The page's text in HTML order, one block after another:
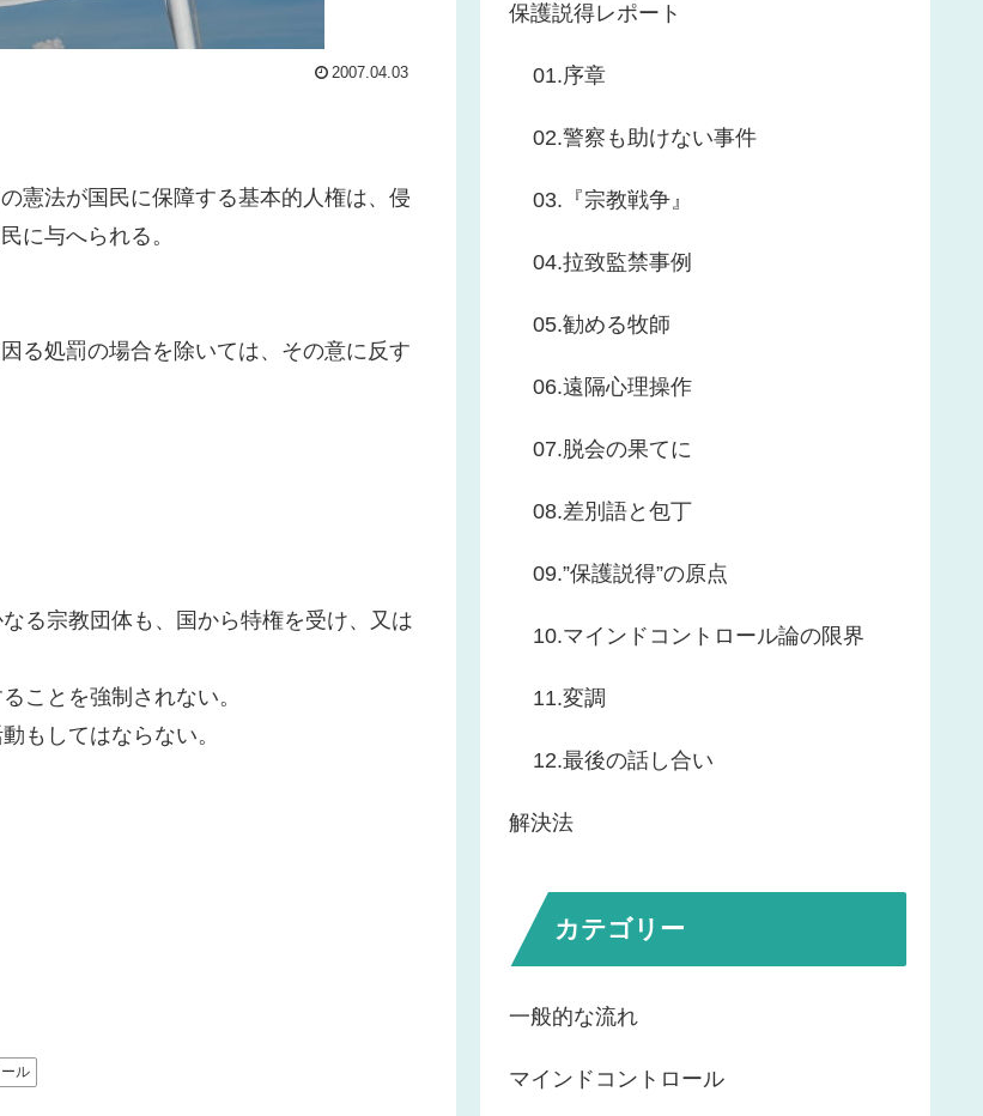
2007.04.03
憲法が国民に保障する基本的人権は、侵
に与へられる。
る処罰の場合を除いては、その意に反す
る宗教団体も、国から特権を受け、又は
ことを強制されない。
もしてはならない。
ル
保護説得レポート
01.序章
02.警察も助けない事件
03.『宗教戦争』
04.拉致監禁事例
05.勧める牧師
06.遠隔心理操作
07.脱会の果てに
08.差別語と包丁
09.”保護説得”の原点
10.マインドコントロール論の限界
11.変調
12.最後の話し合い
解決法
カテゴリー
一般的な流れ
マインドコントロール